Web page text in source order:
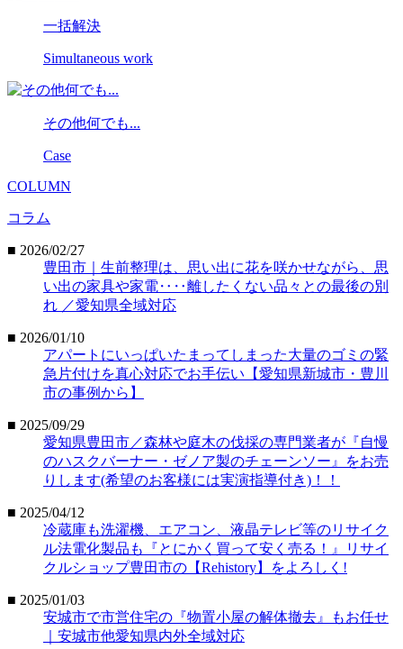
一括解決
Simultaneous work
その他何でも...
Case
COLUMN
コラム
■ 2026/02/27
豊田市｜生前整理は、思い出に花を咲かせながら、思
い出の家具や家電‥‥離したくない品々との最後の別
れ ／愛知県全域対応
■ 2026/01/10
アパートにいっぱいたまってしまった大量のゴミの緊
急片付けを真心対応でお手伝い【愛知県新城市・豊川
市の事例から】
■ 2025/09/29
愛知県豊田市／森林や庭木の伐採の専門業者が『自慢
のハスクバーナー・ゼノア製のチェーンソー』をお売
りします(希望のお客様には実演指導付き)！！
■ 2025/04/12
冷蔵庫も洗濯機、エアコン、液晶テレビ等のリサイク
ル法電化製品も『とにかく買って安く売る！』リサイ
クルショップ豊田市の【Rehistory】をよろしく!
■ 2025/01/03
安城市で市営住宅の『物置小屋の解体撤去』もお任せ
｜安城市他愛知県内外全域対応